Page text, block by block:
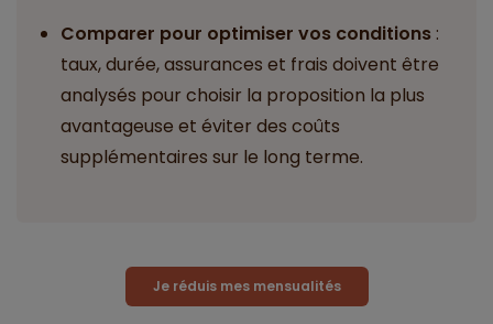
Comparer pour optimiser vos conditions :
taux, durée, assurances et frais doivent être
analysés pour choisir la proposition la plus
avantageuse et éviter des coûts
supplémentaires sur le long terme.
Je réduis mes mensualités